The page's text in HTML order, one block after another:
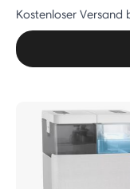
Kostenloser Versand